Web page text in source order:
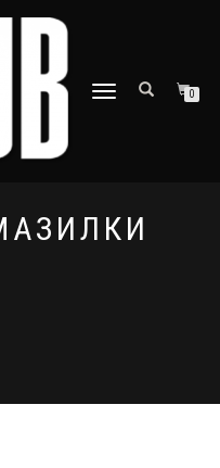
ПРЕВКЛЮЧВАНЕ
0